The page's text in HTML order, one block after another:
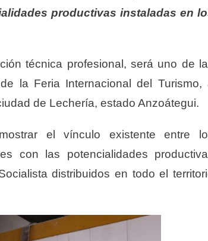
productivas instaladas en
técnica profesional, será uno de
la Feria Internacional del Turismo,
de Lechería, estado Anzoátegui.
el vínculo existente entre
con las potencialidades
distribuidos en todo el